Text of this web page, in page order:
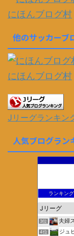
にほんブログ村
他のサッカーブ
にほんブログ村
Jリーグランキン
人気ブログラン
ランキング
3位 夫婦
4位 ジュ